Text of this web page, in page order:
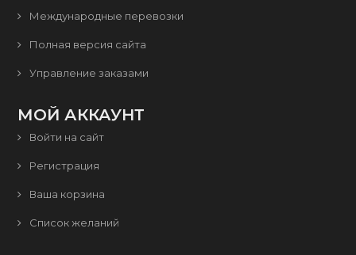
Международные перевозки
Полная версия сайта
Управление заказами
МОЙ АККАУНТ
Войти на сайт
Регистрация
Ваша корзина
Список желаний